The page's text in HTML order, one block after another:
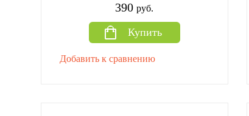
390 руб.
Купить
Добавить к сравнению